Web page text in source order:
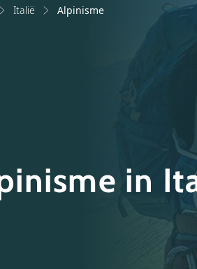
Italië Alpinisme
in